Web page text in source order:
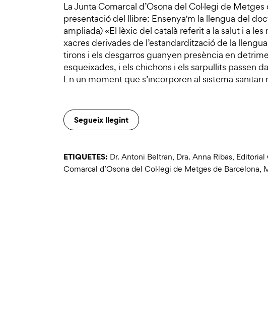
La Junta Comarcal d’Osona del Col·legi de
presentació del llibre: Ensenya'm la llengua del
ampliada) «El lèxic del català referit a la salut i a
xacres derivades de l’estandardització de la
tirons i els desgarros guanyen presència en
esqueixades, i els chichons i els sarpullits passen
En un moment que s’incorporen al sistema
Segueix llegint
ETIQUETES: Dr. Antoni Beltran, Dra. Anna Ribas, Editorial
Comarcal d’Osona del Col·legi de Metges de Barcelona,